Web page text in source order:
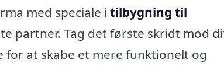
med speciale i tilbygning til
partner. Tag det første skridt mod
at skabe et mere funktionelt og